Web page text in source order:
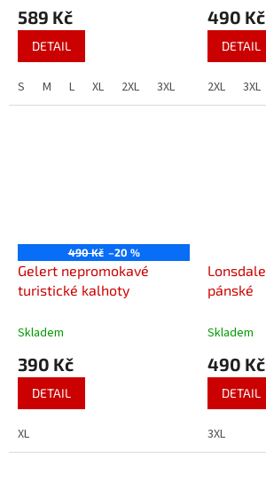
589 Kč
DETAIL
S M L XL 2XL 3XL 4XL
490 Kč
DETAIL
2XL 3XL
490 Kč –20 %
Gelert nepromokavé
turistické kalhoty
Skladem
390 Kč
DETAIL
XL
Lonsdale látkové kalhoty
pánské
Skladem
490 Kč
DETAIL
3XL